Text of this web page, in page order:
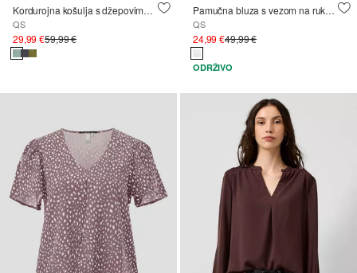
Kordurojna košulja s džepovima na prsima
QS
29,99 €59,99 €
Pamučna bluza s vezom na rukavima
QS
24,99 €49,99 €
ODRŽIVO